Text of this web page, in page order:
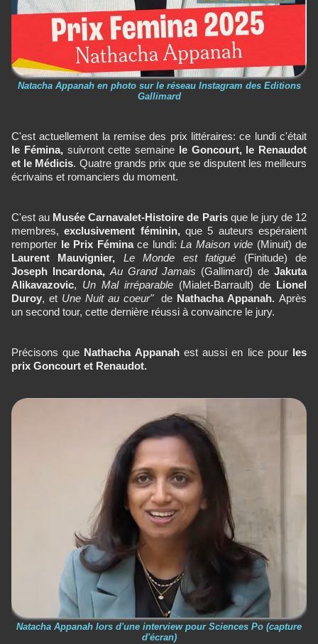
Natacha Appanah en photo sur le réseau Instagram des Editions
Gallimard
C'est actuellement la remise des prix littéraires: ce lundi c'était
le Fémina,suivront cette semaine le Goncourt, le Renaudot
et le Médicis. Quatre grands prix que se disputent les meilleurs
écrivains et romanciers du moment.
C'est au Musée Carnavalet-Histoire de Paris que le jury de 12
membres,exclusivement féminin,que 5 auteurs espéraient
remporter le Prix Féminace lundi: La Maison vide (Minuit) de
Laurent Mauvignier, Le Monde est fatigué (Finitude) de
Joseph Incardona, Au Grand Jamais (Gallimard) de Jakuta
Alikavazovic, Un Mal irréparable (Mialet-Barrault) de Lionel
Duroy, etUne Nuit au coeur"de Nathacha Appanah.Après
un second tour, cette dernière réussi à convaincre le jury.
Précisons que Nathacha Appanahest aussi en lice pour les
prix Goncourt et Renaudot.
Natacha Appanah lors d'une interview pour Sciences Po (capture
d'écran)